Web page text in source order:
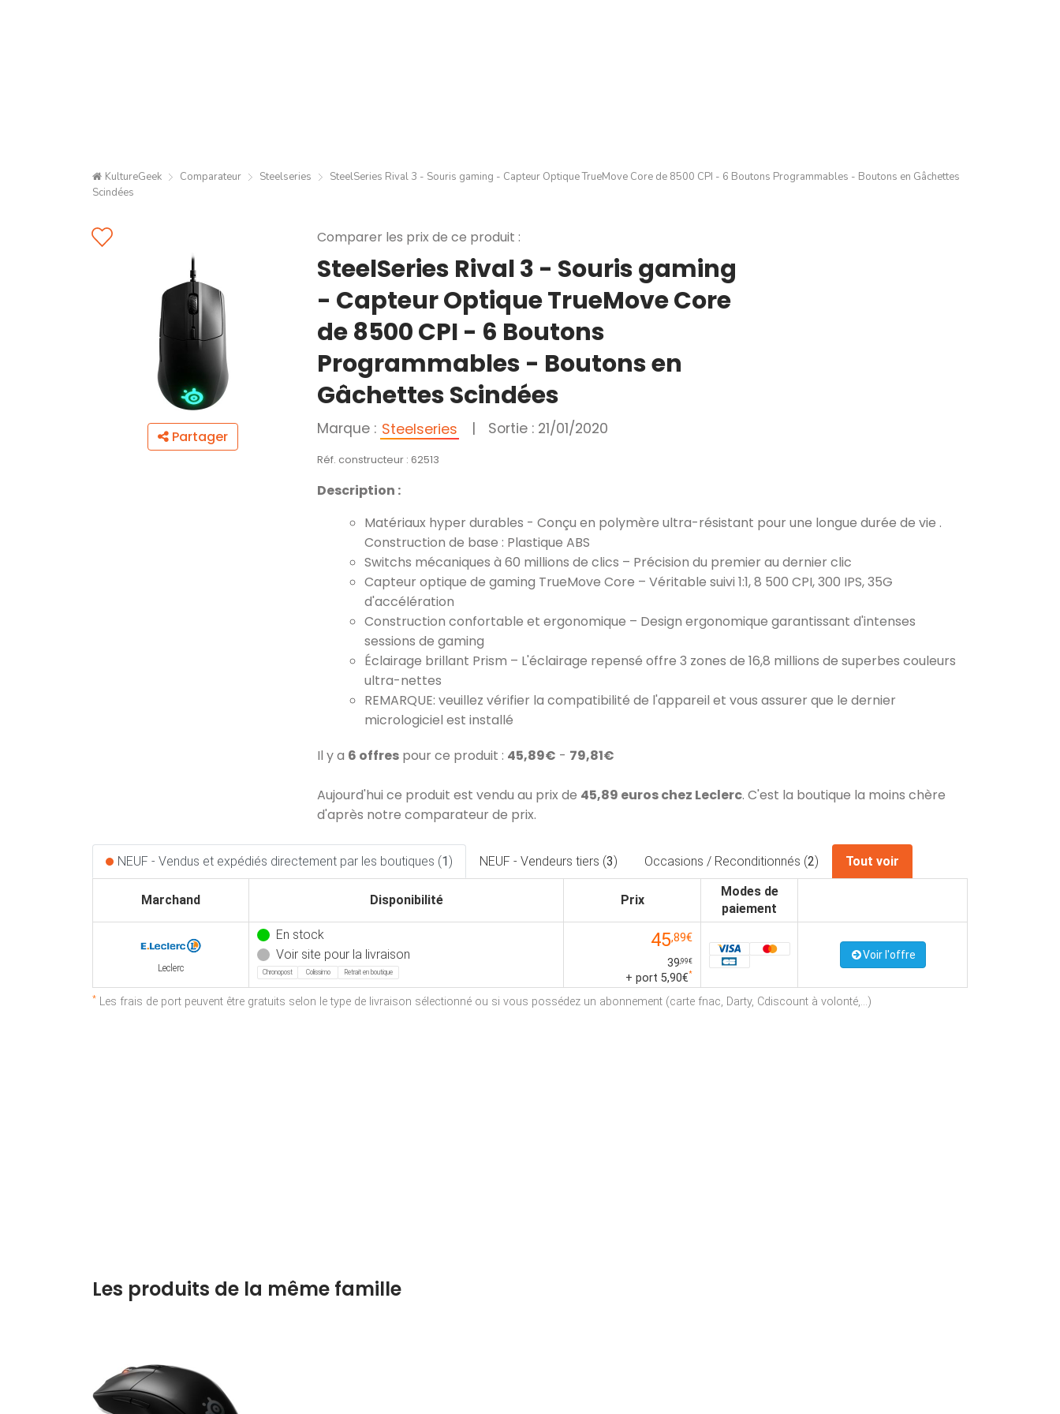
KultureGeek Comparateur Steelseries
SteelSeries Rival 3 - Souris gaming - Capteur Optique TrueMove Core de 8500 CPI - 6 Boutons Programmables - Boutons en Gâchettes
Scindées
Partager
Comparer les prix de ce produit :
SteelSeries Rival 3 - Souris gaming
- Capteur Optique TrueMove Core
de 8500 CPI - 6 Boutons
Programmables - Boutons en
Gâchettes Scindées
Marque : Steelseries | Sortie : 21/01/2020
Réf. constructeur : 62513
Description :
Matériaux hyper durables - Conçu en polymère ultra-résistant pour une longue durée de vie .
Construction de base : Plastique ABS
Switchs mécaniques à 60 millions de clics – Précision du premier au dernier clic
Capteur optique de gaming TrueMove Core – Véritable suivi 1:1, 8 500 CPI, 300 IPS, 35G
d'accélération
Construction confortable et ergonomique – Design ergonomique garantissant d'intenses
sessions de gaming
Éclairage brillant Prism – L'éclairage repensé offre 3 zones de 16,8 millions de superbes couleurs
ultra-nettes
REMARQUE: veuillez vérifier la compatibilité de l'appareil et vous assurer que le dernier
micrologiciel est installé
Il y a 6 offres pour ce produit : 45,89€ - 79,81€
Aujourd'hui ce produit est vendu au prix de 45,89 euros chez Leclerc. C'est la boutique la moins chère
d'après notre comparateur de prix.
NEUF - Vendus et expédiés directement par les boutiques (1) NEUF - Vendeurs tiers (3) Occasions / Reconditionnés (2) Tout voir
Marchand Disponibilité Prix
Modes de
paiement
Leclerc
En stock
Voir site pour la livraison
Chronopost Colissimo Retrait en boutique
45,89€
39,99€
+ port 5,90€*
Voir l'offre
* Les frais de port peuvent être gratuits selon le type de livraison sélectionné ou si vous possédez un abonnement (carte fnac, Darty, Cdiscount à volonté,...)
Les produits de la même famille